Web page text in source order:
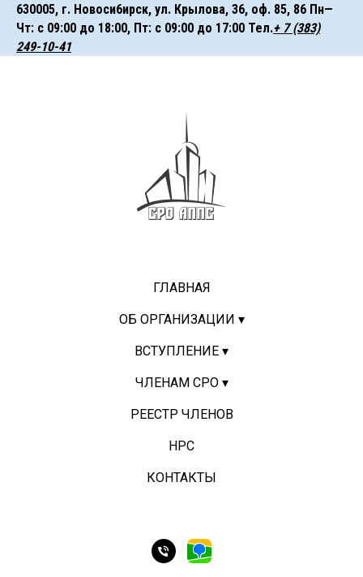
630005, г. Hoвocи6иpcк, ул. Крылова, 36, оф. 85, 86 Пн—
Чт: с 09:00 до 18:00, Пт: с 09:00 до 17:00 ㅤㅤㅤТел.+ 7 (383)
249-10-41
ГЛАВНАЯ
ОБ ОРГАНИЗАЦИИ ▾
ВСТУПЛЕНИЕ ▾
ЧЛЕНАМ СРО ▾
РЕЕСТР ЧЛЕНОВ
НРС
КОНТАКТЫ